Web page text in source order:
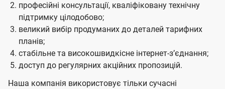
професійні консультації, кваліфіковану технічну
підтримку цілодобово;
великий вибір продуманих до деталей тарифних
планів;
стабільне та високошвидкісне інтернет-зʼєднання;
доступ до регулярних акційних пропозицій.
Наша компанія використовує тільки сучасні